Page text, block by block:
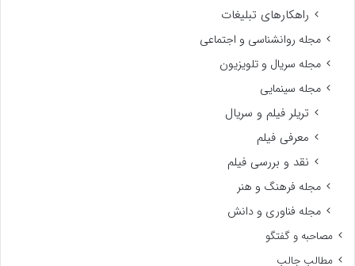
راهکارهای تبلیغات
مجله روانشناسی و اجتماعی
مجله سریال و تلویزیون
مجله سینمایی
تریلر فیلم و سریال
معرفی فیلم
نقد و بررسی فیلم
مجله فرهنگ و هنر
مجله فناوری و دانش
مصاحبه و گفتگو
مطالب جالب